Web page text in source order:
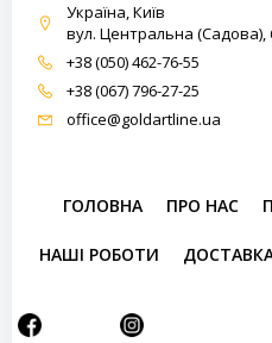
Україна, Київ
вул. Центральна (Садова),
+38 (050) 462-76-55
+38 (067) 796-27-25
office@goldartline.ua
ГОЛОВНА ПРО НАС
НАШІ РОБОТИ